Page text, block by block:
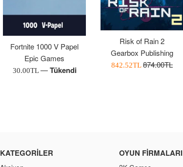
Fortnite 1000 V Papel
Epic Games
Normal
30.00TL—Tükendi
Risk of Rain 2
Gearbox Publishing
İndirimli
842.52TLNormal
874.00TL
KATEGORILER OYUN FIRMALARI